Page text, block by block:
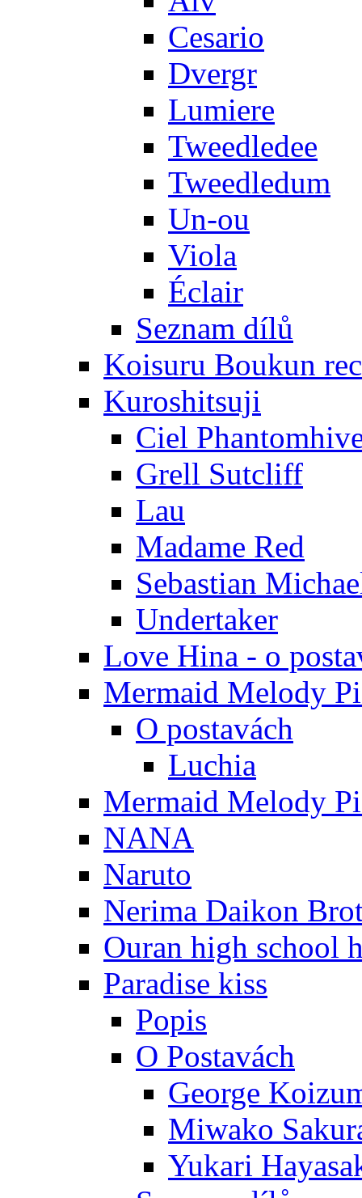
Cesario
Dvergr
Lumiere
Tweedledee
Tweedledum
Un-ou
Viola
Éclair
Seznam dílů
Koisuru Boukun
Kuroshitsuji
Ciel
Grell Sutcliff
Lau
Madame Red
Sebastian
Undertaker
Love Hina - o
Mermaid Melody
O postavách
Luchia
Mermaid Melody
NANA
Naruto
Nerima Daikon
Ouran high school
Paradise kiss
Popis
O Postavách
George
Miwako
Yukari